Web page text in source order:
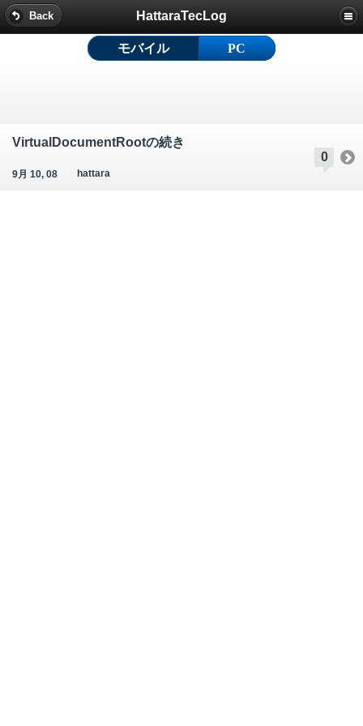
Back HattaraTecLog
0
VirtualDocumentRootの続き
9月 10, 08 hattara
モバイル PC